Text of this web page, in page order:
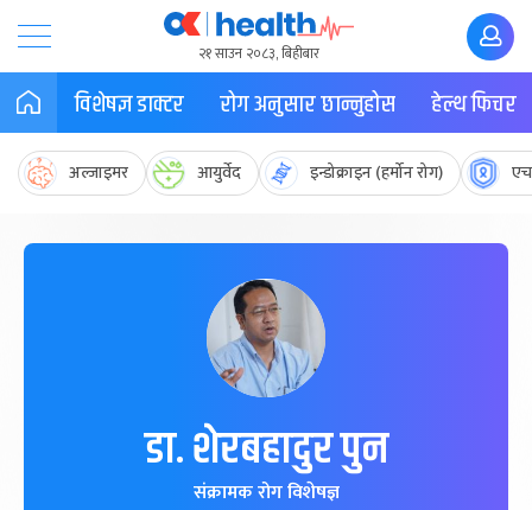
२१ साउन २०८३, बिहीबार
विशेषज्ञ डाक्टर रोग अनुसार छान्नुहोस हेल्थ फिचर
अल्जाइमर आयुर्वेद इन्डोक्राइन (हर्मोन रोग)
डा. शेरबहादुर पुन
संक्रामक रोग विशेषज्ञ